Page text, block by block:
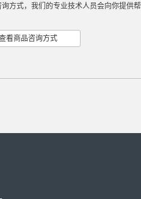
方式，我们的专业技术人员会向你提供帮
看商品咨询方式